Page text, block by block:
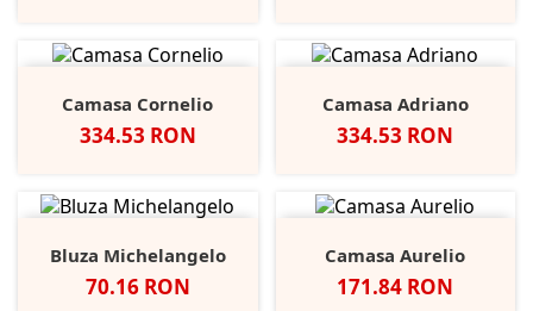
Camasa Cornelio
Pret
334.53 RON
Camasa Adriano
Pret
334.53 RON
Bluza Michelangelo
Pret
70.16 RON
Camasa Aurelio
Pret
171.84 RON